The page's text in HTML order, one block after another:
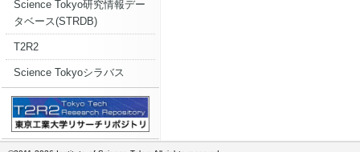
Science Tokyo研究情報デー
タベース(STRDB)
T2R2
Science Tokyoシラバス